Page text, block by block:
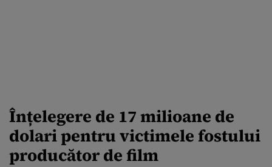
Înțelegere de 17 milioane de
dolari pentru victimele fostului
producător de film